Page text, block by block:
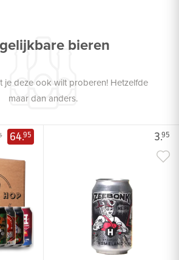
bieren
je deze ook wilt proberen! Hetzelfde
maar dan anders.
64.95 3.95